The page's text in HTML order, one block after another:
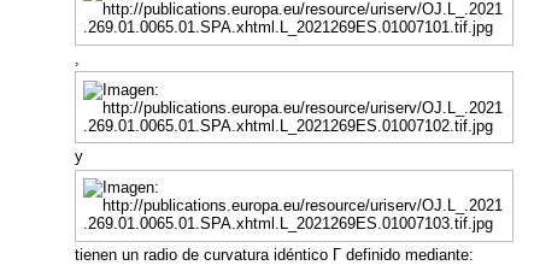
,
y
tienen un radio de curvatura idéntico Γ definido mediante: